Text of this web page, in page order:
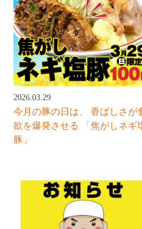
2026.03.29
今月の豚の日は、 香ばしさが
欲を爆発させる 「焦がしネギ
豚」